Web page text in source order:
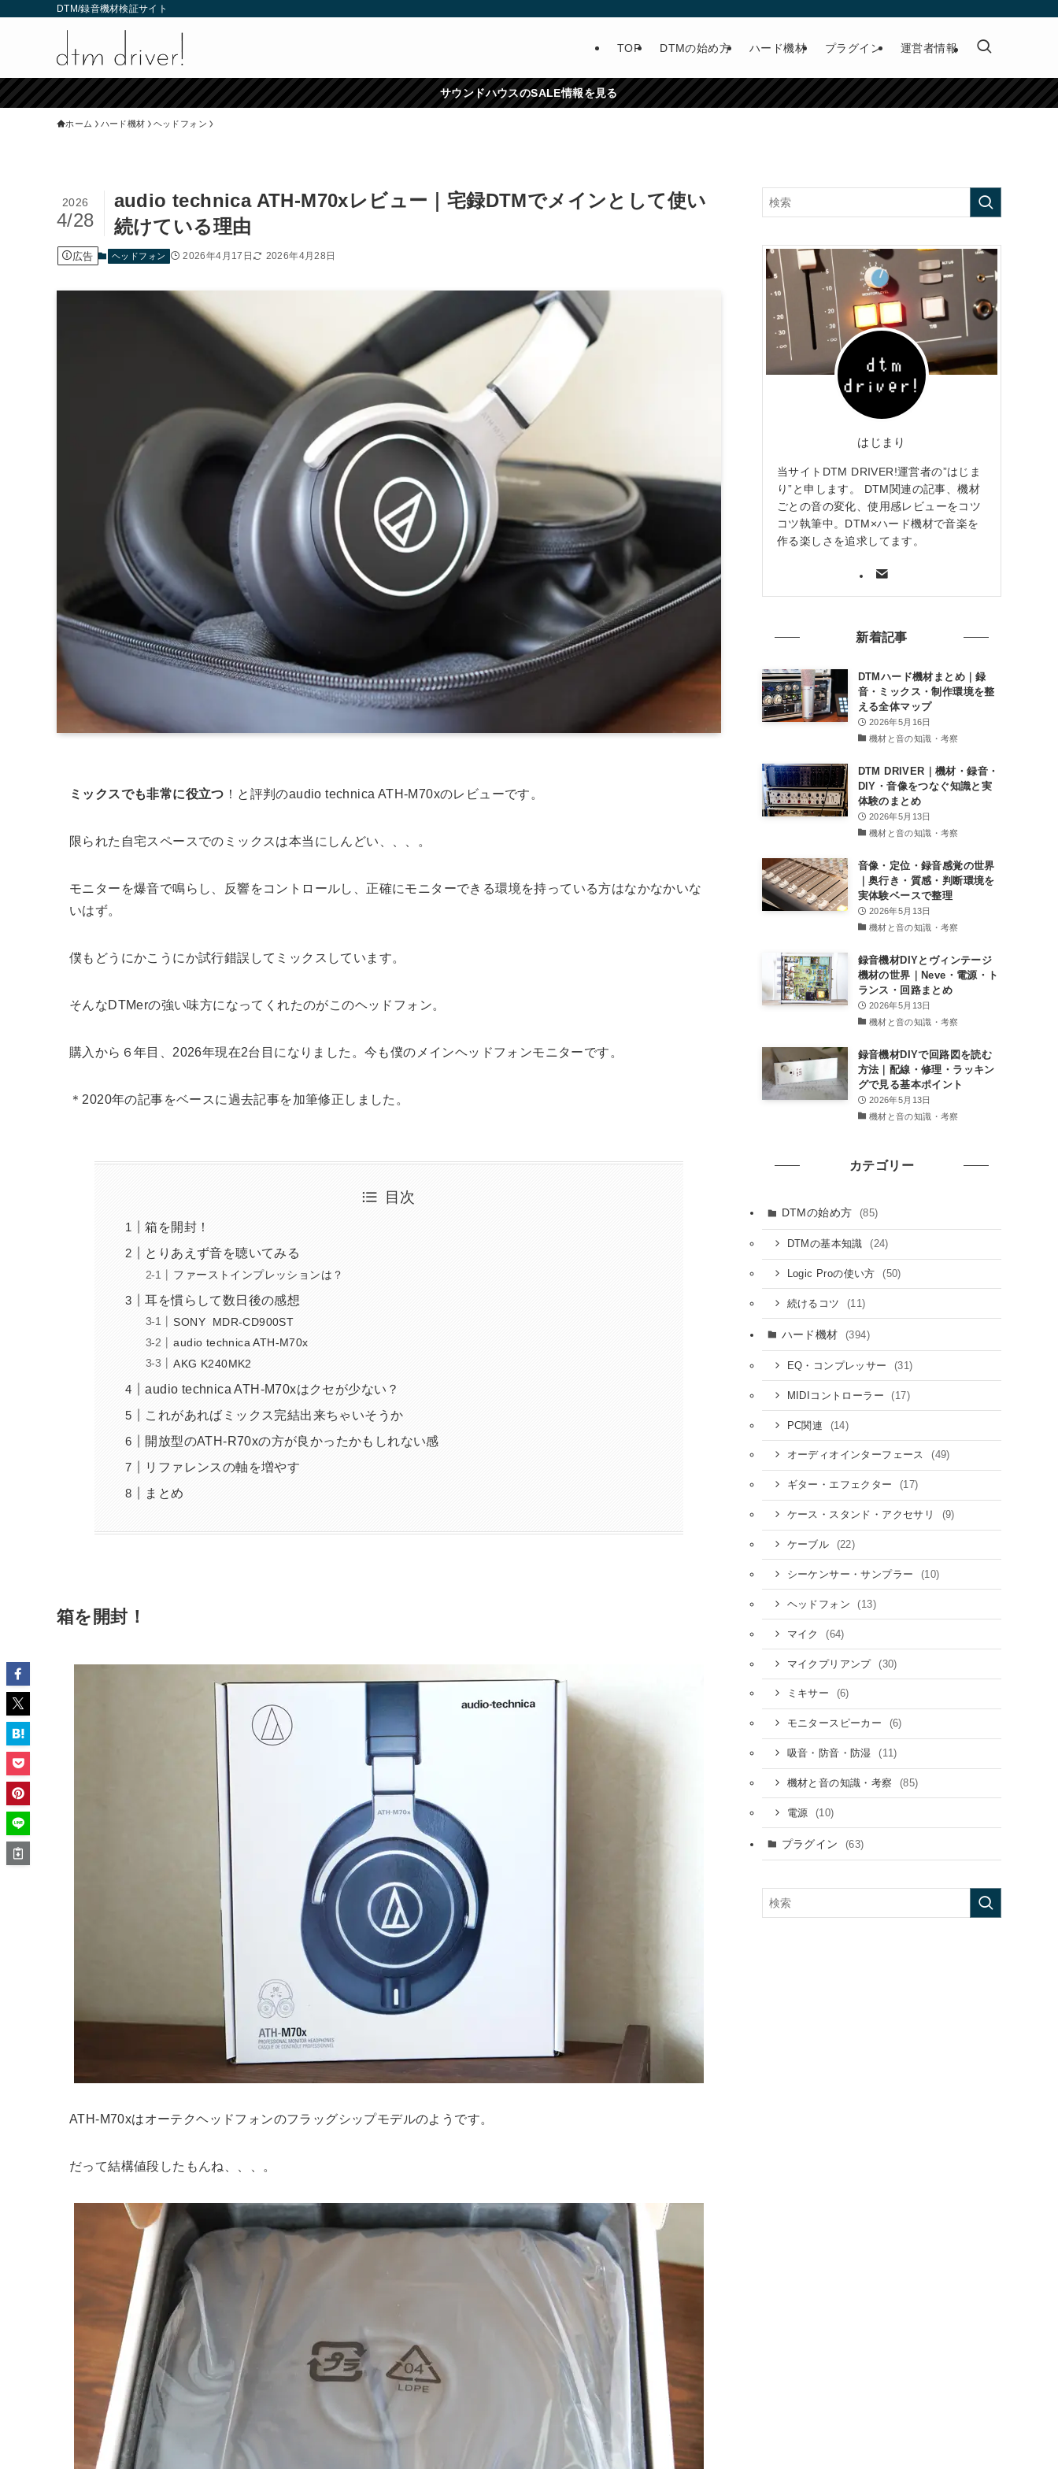
DTM/録音機材検証サイト
TOP DTMの始め方 ハード機材 プラグイン 運営者情報
サウンドハウスのSALE情報を見る
ホーム ハード機材 ヘッドフォン
audio technica ATH-M70xレビュー｜宅録DTMでメインとして使い
続けている理由
2026
4/28
広告 ヘッドフォン 2026年4月17日 2026年4月28日
ミックスでも非常に役立つ ！と評判のaudio technica ATH-M70xのレビューです。
限られた自宅スペースでのミックスは本当にしんどい、、、。
モニターを爆音で鳴らし、反響をコントロールし、正確にモニターできる環境を持っている方はなかなかいな
いはず。
僕もどうにかこうにか試行錯誤してミックスしています。
そんなDTMerの強い味方になってくれたのがこのヘッドフォン。
購入から６年目、2026年現在2台目になりました。今も僕のメインヘッドフォンモニターです。
＊2020年の記事をベースに過去記事を加筆修正しました。
目次
箱を開封！
とりあえず音を聴いてみる
ファーストインプレッションは？
耳を慣らして数日後の感想
SONY MDR-CD900ST
audio technica ATH-M70x
AKG K240MK2
audio technica ATH-M70xはクセが少ない？
これがあればミックス完結出来ちゃいそうか
開放型のATH-R70xの方が良かったかもしれない感
リファレンスの軸を増やす
まとめ
箱を開封！
ATH-M70xはオーテクヘッドフォンのフラッグシップモデルのようです。
だって結構値段したもんね、、、。
はじまり
当サイトDTM DRIVER!運営者の”はじま
り”と申します。 DTM関連の記事、機材
ごとの音の変化、使用感レビューをコツ
コツ執筆中。DTM×ハード機材で音楽を
作る楽しさを追求してます。
新着記事
DTMハード機材まとめ｜録
音・ミックス・制作環境を整
える全体マップ
2026年5月16日
機材と音の知識・考察
DTM DRIVER｜機材・録音・
DIY・音像をつなぐ知識と実
体験のまとめ
2026年5月13日
機材と音の知識・考察
音像・定位・録音感覚の世界
｜奥行き・質感・判断環境を
実体験ベースで整理
2026年5月13日
機材と音の知識・考察
録音機材DIYとヴィンテージ
機材の世界｜Neve・電源・ト
ランス・回路まとめ
2026年5月13日
機材と音の知識・考察
録音機材DIYで回路図を読む
方法｜配線・修理・ラッキン
グで見る基本ポイント
2026年5月13日
機材と音の知識・考察
カテゴリー
DTMの始め方 (85)
DTMの基本知識 (24)
Logic Proの使い方 (50)
続けるコツ (11)
ハード機材 (394)
EQ・コンプレッサー (31)
MIDIコントローラー (17)
PC関連 (14)
オーディオインターフェース (49)
ギター・エフェクター (17)
ケース・スタンド・アクセサリ (9)
ケーブル (22)
シーケンサー・サンプラー (10)
ヘッドフォン (13)
マイク (64)
マイクプリアンプ (30)
ミキサー (6)
モニタースピーカー (6)
吸音・防音・防湿 (11)
機材と音の知識・考察 (85)
電源 (10)
プラグイン (63)